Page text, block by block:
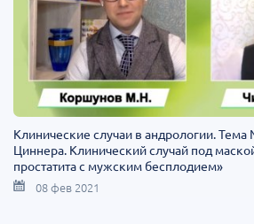
Клинические случаи в андрологии.
Циннера. Клинический случай под
простатита с мужским бесплодием»
08 фев 2021